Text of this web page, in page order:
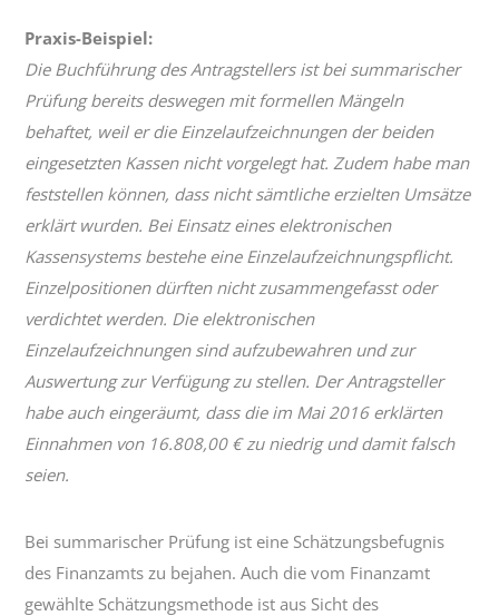
Praxis-Beispiel:
Die Buchführung des Antragstellers ist bei summarischer
Prüfung bereits deswegen mit formellen Mängeln
behaftet, weil er die Einzelaufzeichnungen der beiden
eingesetzten Kassen nicht vorgelegt hat. Zudem habe man
feststellen können, dass nicht sämtliche erzielten Umsätze
erklärt wurden. Bei Einsatz eines elektronischen
Kassensystems bestehe eine Einzelaufzeichnungspflicht.
Einzelpositionen dürften nicht zusammengefasst oder
verdichtet werden. Die elektronischen
Einzelaufzeichnungen sind aufzubewahren und zur
Auswertung zur Verfügung zu stellen. Der Antragsteller
habe auch eingeräumt, dass die im Mai 2016 erklärten
Einnahmen von 16.808,00 € zu niedrig und damit falsch
seien.
Bei summarischer Prüfung ist eine Schätzungsbefugnis
des Finanzamts zu bejahen. Auch die vom Finanzamt
gewählte Schätzungsmethode ist aus Sicht des